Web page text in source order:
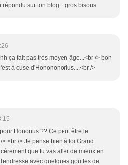
répondu sur ton blog... gros bisous
ça fait pas très moyen-âge...<br /> bon
à cuse d'Honononorius....<br />
Honorius ?? Ce peut être le
<br /> Je pense bien à toi Grand
que tu vas aller de mieux en
avec quelques gouttes de